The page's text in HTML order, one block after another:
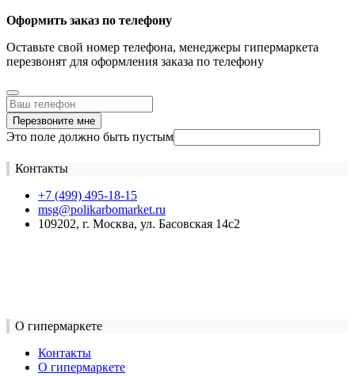
Оформить заказ по телефону
Оставьте свой номер телефона, менеджеры гипермаркета
перезвонят для оформления заказа по телефону
Перезвоните мне
Это поле должно быть пустым
Контакты
+7 (499) 495-18-15
msg@polikarbomarket.ru
109202, г. Москва, ул. Басовская 14с2
О гипермаркете
Контакты
О гипермаркете